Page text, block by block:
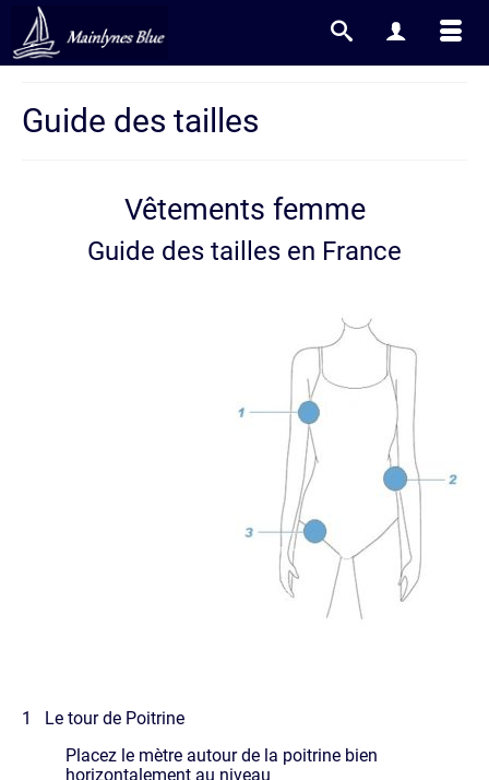
Guide des tailles
Vêtements femme
Guide des tailles en France
1 Le tour de Poitrine
Placez le mètre autour de la poitrine bien
horizontalement au niveau